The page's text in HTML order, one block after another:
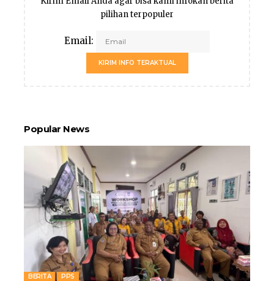
pilihan terpopuler
Email:
KIRIM INFO TERAKTUAL
Popular News
BERITA PPS